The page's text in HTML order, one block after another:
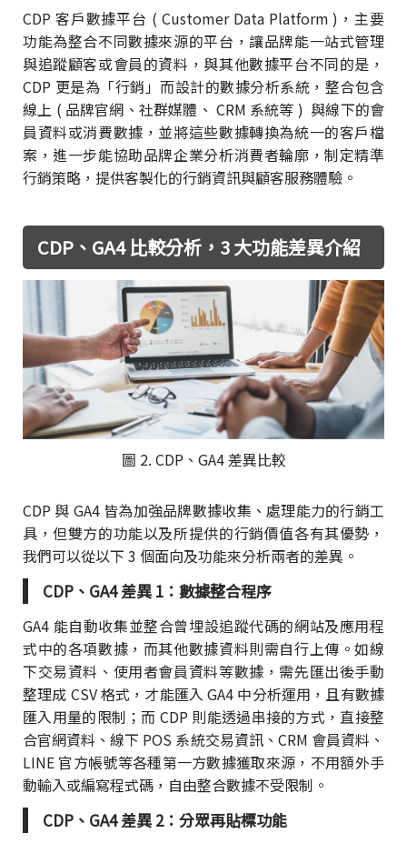
CDP 客戶數據平台 ( Customer Data Platform )，主要
功能為整合不同數據來源的平台，讓品牌能一站式管理
與追蹤顧客或會員的資料，與其他數據平台不同的是，
CDP 更是為「行銷」而設計的數據分析系統，整合包含
線上 ( 品牌官網、社群媒體、 CRM 系統等 ) 與線下的會
員資料或消費數據，並將這些數據轉換為統一的客戶檔
案，進一步能協助品牌企業分析消費者輪廓，制定精準
行銷策略，提供客製化的行銷資訊與顧客服務體驗。
CDP、GA4 比較分析，3 大功能差異介紹
圖 2. CDP、GA4 差異比較
CDP 與 GA4 皆為加強品牌數據收集、處理能力的行銷工
具，但雙方的功能以及所提供的行銷價值各有其優勢，
我們可以從以下 3 個面向及功能來分析兩者的差異。
CDP、GA4 差異 1：數據整合程序
GA4 能自動收集並整合曾埋設追蹤代碼的網站及應用程
式中的各項數據，而其他數據資料則需自行上傳。如線
下交易資料、使用者會員資料等數據，需先匯出後手動
整理成 CSV 格式，才能匯入 GA4 中分析運用，且有數據
匯入用量的限制；而 CDP 則能透過串接的方式，直接整
合官網資料、線下 POS 系統交易資訊、CRM 會員資料、
LINE 官方帳號等各種第一方數據獲取來源，不用額外手
動輸入或編寫程式碼，自由整合數據不受限制。
CDP、GA4 差異 2：分眾再貼標功能